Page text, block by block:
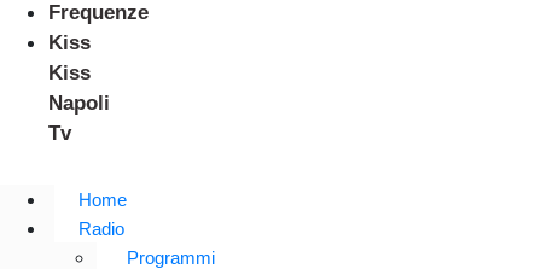
Frequenze
Kiss
Kiss
Napoli
Tv
Home
Radio
Programmi